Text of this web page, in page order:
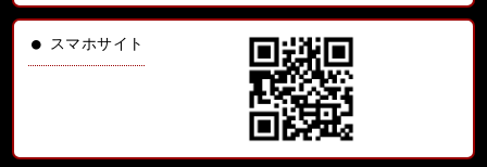
スマホサイト